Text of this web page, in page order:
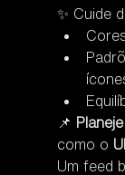
✨ Cuide
📌
como o
Um feed